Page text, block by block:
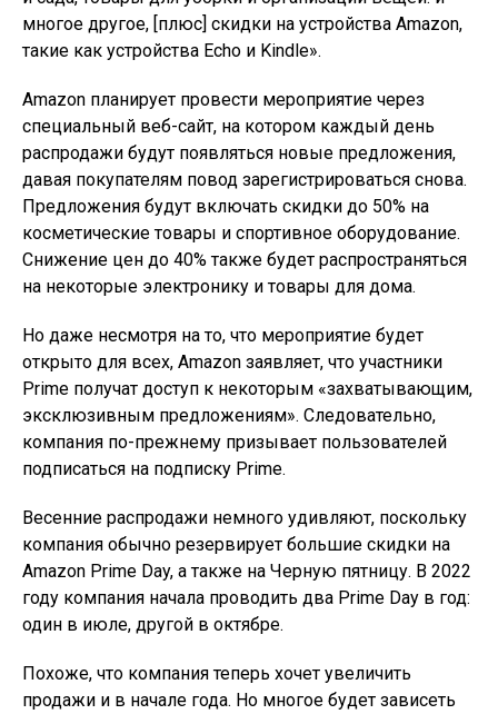
многое другое, [плюс] скидки на устройства Amazon,
такие как устройства Echo и Kindle».
Amazon планирует провести мероприятие через
специальный веб-сайт, на котором каждый день
распродажи будут появляться новые предложения,
давая покупателям повод зарегистрироваться снова.
Предложения будут включать скидки до 50% на
косметические товары и спортивное оборудование.
Снижение цен до 40% также будет распространяться
на некоторые электронику и товары для дома.
Но даже несмотря на то, что мероприятие будет
открыто для всех, Amazon заявляет, что участники
Prime получат доступ к некоторым «захватывающим,
эксклюзивным предложениям». Следовательно,
компания по-прежнему призывает пользователей
подписаться на подписку Prime.
Весенние распродажи немного удивляют, поскольку
компания обычно резервирует большие скидки на
Amazon Prime Day, а также на Черную пятницу. В 2022
году компания начала проводить два Prime Day в год:
один в июле, другой в октябре.
Похоже, что компания теперь хочет увеличить
продажи и в начале года. Но многое будет зависеть